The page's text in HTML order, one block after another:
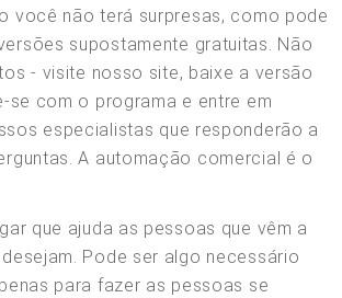
você não terá surpresas, como pode
supostamente gratuitas. Não
- visite nosso site, baixe a versão
se com o programa e entre em
especialistas que responderão a
A automação comercial é o
que ajuda as pessoas que vêm a
Pode ser algo necessário
para fazer as pessoas se